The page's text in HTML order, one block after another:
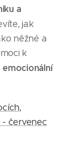
a
jak
něžné a
k
emocionální
červenec